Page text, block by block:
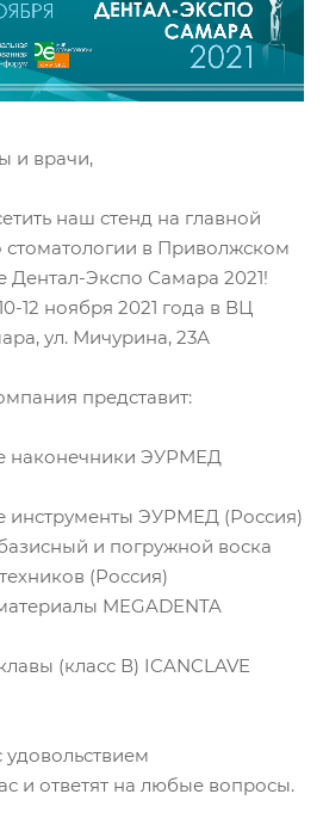
и врачи,
наш стенд на главной
в Приволжском
Дентал-Экспо Самара 2021!
12 ноября 2021 года в ВЦ
ул. Мичурина, 23А
представит:
наконечники ЭУРМЕД
инструменты ЭУРМЕД (Россия)
и погружной воска
(Россия)
MEGADENTA
(класс В) ICANCLAVE
и ответят на любые вопросы.